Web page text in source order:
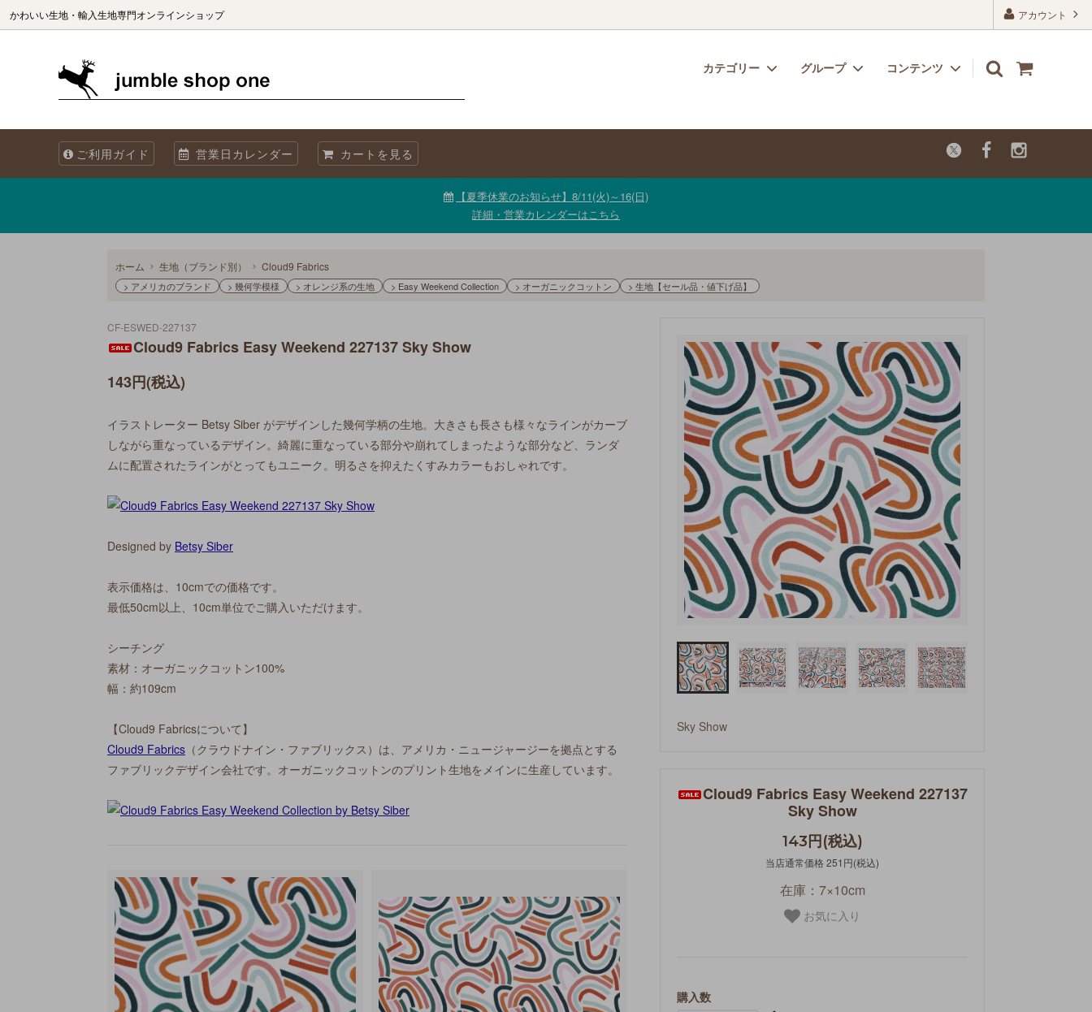
アカウント
かわいい生地・輸入生地専門オンラインショップ
カテゴリー
オリジナル生地 Sewslow
グループ
生地をコレクションで選ぶ オーガニックコットン
生地【セール品・値下げ品】
コンテンツ
当店について
ご利用ガイド 営業日カレンダー カートを見る
【夏季休業のお知らせ】8/11(火)～16(日)
詳細・営業カレンダーはこちら
ホーム 生地（ブランド別） Cloud9 Fabrics
> アメリカのブランド > 幾何学模様 > オレンジ系の生地 > Easy Weekend Collection > オーガニックコットン > 生地【セール品・値下げ品】
Sky Show
Cloud9 Fabrics Easy Weekend 227137
Sky Show
143円(税込)
当店通常価格 251円(税込)
在庫：7×10cm
お気に入り
購入数
CF-ESWED-227137
Cloud9 Fabrics Easy Weekend 227137 Sky Show
143円(税込)
イラストレーター Betsy Siber がデザインした幾何学柄の生地。大きさも長さも様々なラインがカーブ
しながら重なっているデザイン。綺麗に重なっている部分や崩れてしまったような部分など、ランダ
ムに配置されたラインがとってもユニーク。明るさを抑えたくすみカラーもおしゃれです。
Designed by Betsy Siber
表示価格は、10cmでの価格です。
最低50cm以上、10cm単位でご購入いただけます。
シーチング
素材：オーガニックコットン100%
幅：約109cm
【Cloud9 Fabricsについて】
Cloud9 Fabrics （クラウドナイン・ファブリックス）は、アメリカ・ニュージャージーを拠点とする
ファブリックデザイン会社です。オーガニックコットンのプリント生地をメインに生産しています。